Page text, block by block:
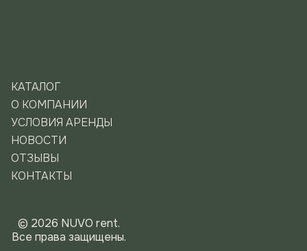
КАТАЛОГ
О КОМПАНИИ
УСЛОВИЯ АРЕНДЫ
НОВОСТИ
ОТЗЫВЫ
КОНТАКТЫ
© 2026 NUVO rent.
Все права защищены.